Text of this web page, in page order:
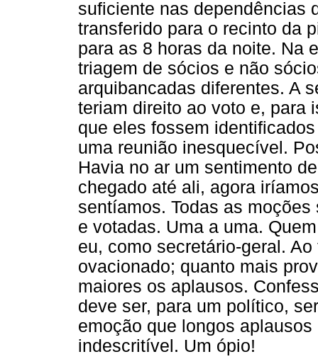
suficiente nas dependências
transferido para o recinto da
para as 8 horas da noite. Na
triagem de sócios e não
arquibancadas diferentes. A
teriam direito ao voto e, para
que eles fossem
uma reunião inesquecível.
Havia no ar um sentimento
chegado até ali, agora
sentíamos. Todas as
e votadas. Uma a uma.
eu, como secretário-geral.
ovacionado; quanto mais
maiores os aplausos.
deve ser, para um político,
emoção que longos
indescritível. Um ópio!